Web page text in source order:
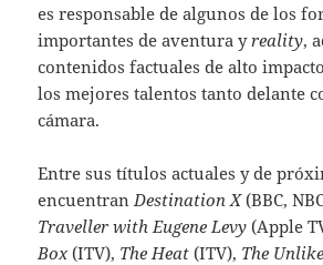
es responsable de algunos de los
importantes de aventura yreality,
contenidos factuales de alto
los mejores talentos tanto delante
cámara.
Entre sus títulos actuales y de
encuentran Destination X(BBC,
Traveller with Eugene Levy (Apple
Box(ITV), The Heat (ITV), The